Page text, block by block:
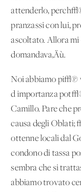
attenderlo,
pranzassi con lui,
ascoltato. Allora
domandava‚Äù.
Noi abbiamo pi√π
d'importanza
Camillo. Pare che
causa degli Oblati;
ottenne locali dal
condono di tassa
sembra che si
abbiamo trovato